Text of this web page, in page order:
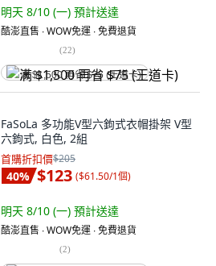
明天 8/10 (一) 預計送達
酷澎直售 ∙ WOW免運 ∙ 免費退貨
(22)
满 $1,500 再省 $75 (王道卡)
FaSoLa 多功能V型六鉤式衣帽掛架 V型
六鉤式, 白色, 2組
首購折扣價$205
40% $123 ($61.50/1個)
明天 8/10 (一) 預計送達
酷澎直售 ∙ WOW免運 ∙ 免費退貨
(2)